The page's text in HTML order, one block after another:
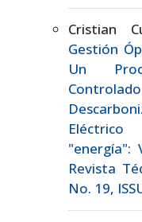
Cristian
Gestión
Un
Eléctrico
"energía":
Revista
No. 19,